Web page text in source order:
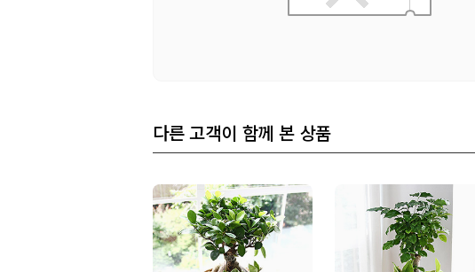
다른 고객이 함께 본 상품